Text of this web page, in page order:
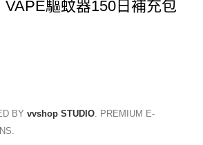
VAPE驅蚊器150日補充包
BY vvshop STUDIO . PREMIUM E-